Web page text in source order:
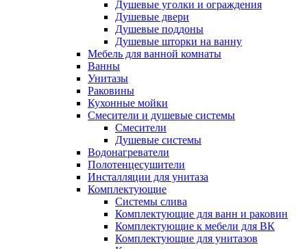
Душевые уголки и ограждения
Душевые двери
Душевые поддоны
Душевые шторки на ванну
Мебель для ванной комнаты
Ванны
Унитазы
Раковины
Кухонные мойки
Смесители и душевые системы
Смесители
Душевые системы
Водонагреватели
Полотенцесушители
Инсталляции для унитаза
Комплектующие
Системы слива
Комплектующие для ванн и раковин
Комплектующие к мебели для ВК
Комплектующие для унитазов